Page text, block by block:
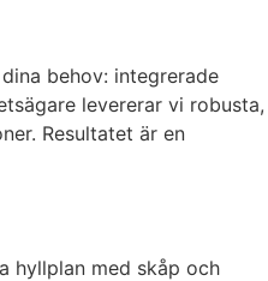
behov: integrerade
levererar vi robusta,
Resultatet är en
hyllplan med skåp och